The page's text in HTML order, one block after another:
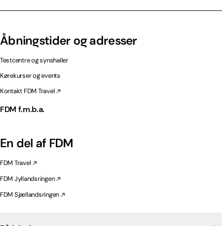
Åbningstider og adresser
Testcentre og synshaller
Kørekurser og events
Kontakt FDM Travel
FDM f.m.b.a.
En del af FDM
FDM Travel
FDM Jyllandsringen
FDM Sjællandsringen